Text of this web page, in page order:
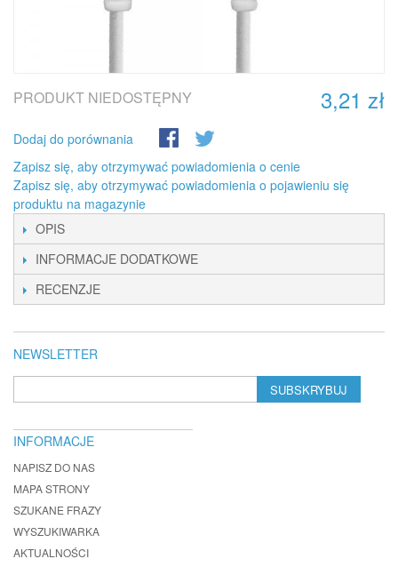
3,21 zł
PRODUKT NIEDOSTĘPNY
Dodaj do porównania
Zapisz się, aby otrzymywać powiadomienia o cenie
Zapisz się, aby otrzymywać powiadomienia o pojawieniu się
produktu na magazynie
OPIS
INFORMACJE DODATKOWE
RECENZJE
NEWSLETTER
SUBSKRYBUJ
INFORMACJE
NAPISZ DO NAS
MAPA STRONY
SZUKANE FRAZY
WYSZUKIWARKA
AKTUALNOŚCI